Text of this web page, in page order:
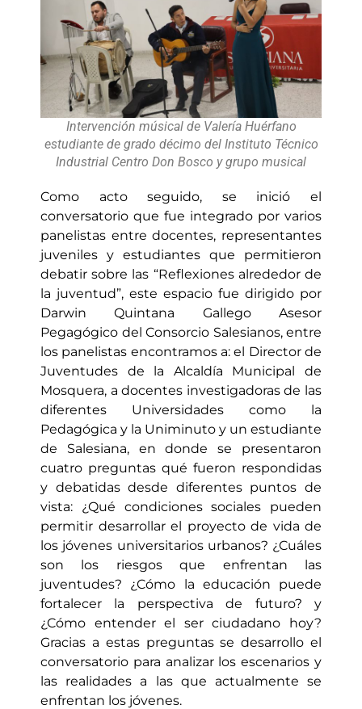
Intervención músical de Valería Huérfano
estudiante de grado décimo del Instituto Técnico
Industrial Centro Don Bosco y grupo musical
Como acto seguido, se inició el
conversatorio que fue integrado por varios
panelistas entre docentes, representantes
juveniles y estudiantes que permitieron
debatir sobre las “Reflexiones alrededor de
la juventud”, este espacio fue dirigido por
Darwin Quintana Gallego Asesor
Pegagógico del Consorcio Salesianos, entre
los panelistas encontramos a: el Director de
Juventudes de la Alcaldía Municipal de
Mosquera, a docentes investigadoras de las
diferentes Universidades como la
Pedagógica y la Uniminuto y un estudiante
de Salesiana, en donde se presentaron
cuatro preguntas qué fueron respondidas
y debatidas desde diferentes puntos de
vista: ¿Qué condiciones sociales pueden
permitir desarrollar el proyecto de vida de
los jóvenes universitarios urbanos? ¿Cuáles
son los riesgos que enfrentan las
juventudes? ¿Cómo la educación puede
fortalecer la perspectiva de futuro? y
¿Cómo entender el ser ciudadano hoy?
Gracias a estas preguntas se desarrollo el
conversatorio para analizar los escenarios y
las realidades a las que actualmente se
enfrentan los jóvenes.